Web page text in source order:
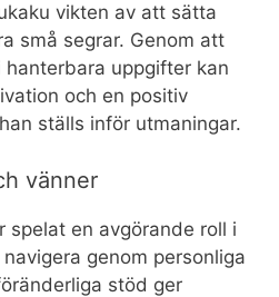
vikten av att sätta
små segrar. Genom att
uppgifter kan
och en positiv
ställs inför utmaningar.
vänner
spelat en avgörande roll i
genom personliga
stöd ger